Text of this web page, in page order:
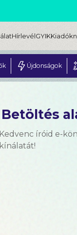
HírlevélGYIK
Újdonságok
Betöltés
Kedvenc íróid e-
kínálatát!